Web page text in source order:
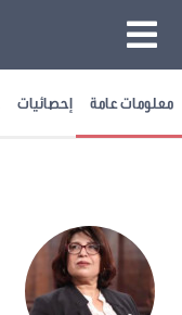
معلومات عامة إحصائيات